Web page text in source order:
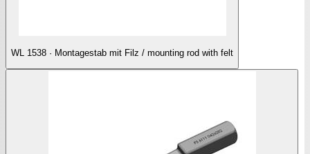
WL 1538 · Montagestab mit Filz / mounting rod with felt